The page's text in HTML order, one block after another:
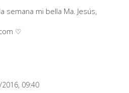
semana mi bella Ma. Jesús,
♡
09:40